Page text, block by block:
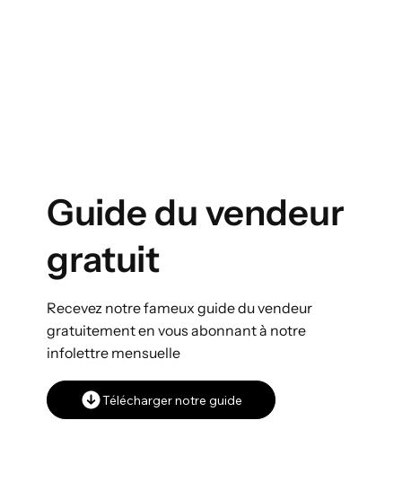
Guide du vendeur
gratuit
Recevez notre fameux guide du vendeur
gratuitement en vous abonnant à notre
infolettre mensuelle
Télécharger notre guide